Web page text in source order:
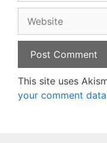
This site uses
your comment